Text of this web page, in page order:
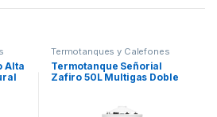
Alta
Termotanques y Calefones
Termotanque Señorial
Zafiro 50L Multigas Doble